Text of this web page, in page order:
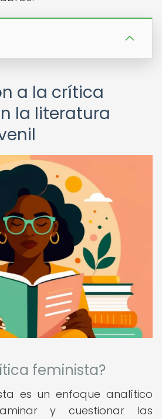
a la crítica
la literatura
feminista?
es un enfoque analítico
y cuestionar las